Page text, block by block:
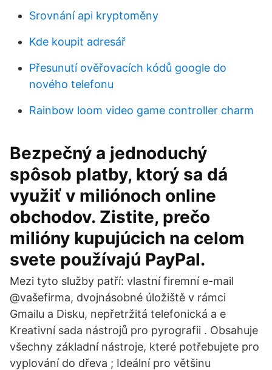
Srovnání api kryptoměny
Kde koupit adresář
Přesunutí ověřovacích kódů google do
nového telefonu
Rainbow loom video game controller charm
Bezpečný a jednoduchý
spôsob platby, ktorý sa dá
využiť v miliónoch online
obchodov. Zistite, prečo
milióny kupujúcich na celom
svete používajú PayPal.
Mezi tyto služby patří: vlastní firemní e-mail
@vašefirma, dvojnásobné úložiště v rámci
Gmailu a Disku, nepřetržitá telefonická a e
Kreativní sada nástrojů pro pyrografii . Obsahuje
všechny základní nástroje, které potřebujete pro
vyplování do dřeva ; Ideální pro většinu